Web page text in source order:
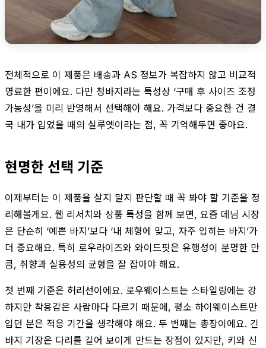
전체적으로 이 제품은 배송과 AS 정보가 복잡하지 않고 비교적
명료한 편이에요. 다만 청바지라는 특성상 ‘구매 후 사이즈 조정
가능성’을 미리 반영해서 선택해야 해요. 가격보다 중요한 건 결
국 내가 입었을 때의 실루엣이라는 점, 꼭 기억해두면 좋아요.
현명한 선택 기준
이제부터는 이 제품을 살지 말지 판단할 때 꼭 봐야 할 기준을 정
리해볼게요. 웹 리서치와 상품 특성을 함께 보면, 요즘 데님 시장
은 단순히 ‘예쁜 바지’보다 ‘내 체형에 맞고, 자주 입히는 바지’가
더 중요해요. 특히 로우라이즈와 와이드핏은 유행성이 분명한 만
큼, 취향과 실용성의 균형을 잘 잡아야 해요.
첫 번째 기준은 허리선이에요. 로우웨이스트는 스타일링에는 강
하지만 착용감은 사람마다 다르기 때문에, 평소 하이웨이스트만
입던 분은 적응 기간을 생각해야 해요. 두 번째는 총장이에요. 긴
바지 기장은 다리를 길어 보이게 만드는 장점이 있지만, 키와 신